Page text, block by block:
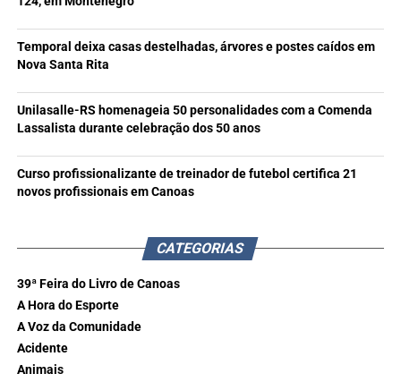
Temporal deixa casas destelhadas, árvores e postes caídos em
Nova Santa Rita
Unilasalle-RS homenageia 50 personalidades com a Comenda
Lassalista durante celebração dos 50 anos
Curso profissionalizante de treinador de futebol certifica 21
novos profissionais em Canoas
CATEGORIAS
39ª Feira do Livro de Canoas
A Hora do Esporte
A Voz da Comunidade
Acidente
Animais